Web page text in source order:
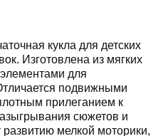
кукла для детских
Изготовлена из мягких
для
подвижными
прилеганием к
сюжетов и
мелкой моторики,